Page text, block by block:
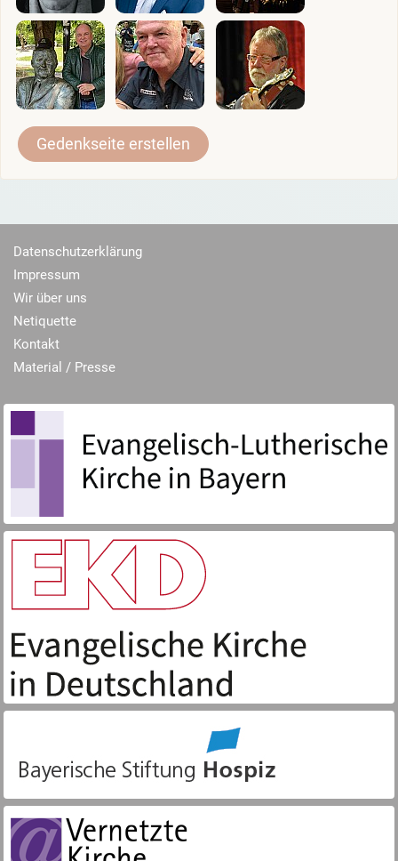
Gedenkseite erstellen
Datenschutzerklärung
Impressum
Wir über uns
Netiquette
Kontakt
Material / Presse